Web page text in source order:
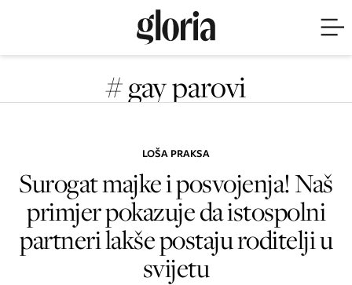
# gay parovi
LOŠA PRAKSA
Surogat majke i posvojenja! Naš
primjer pokazuje da istospolni
partneri lakše postaju roditelji u
svijetu